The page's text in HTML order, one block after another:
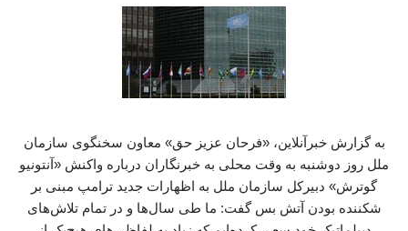
به گزارش خبرآنلاین، «فرحان عزیز حق» معاون سخنگوی سازمان
ملل روز دوشنبه به وقت محلی به خبرنگاران درباره واکنش «آنتونیو
گوترش» دبیرکل سازمان ملل به اظهارات جدید ترامپ مبنی بر
شکننده بودن آتش بس گفت: ما طی سال‌ها و در تمام تلاش‌های